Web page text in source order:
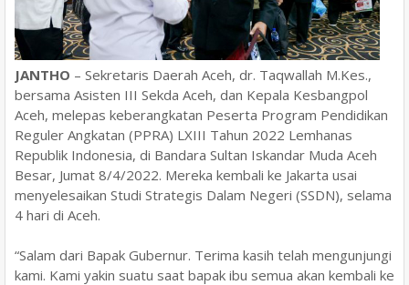
JANTHO – Sekretaris Daerah Aceh, dr. Taqwallah M.Kes.,
bersama Asisten III Sekda Aceh, dan Kepala Kesbangpol
Aceh, melepas keberangkatan Peserta Program Pendidikan
Reguler Angkatan (PPRA) LXIII Tahun 2022 Lemhanas
Republik Indonesia, di Bandara Sultan Iskandar Muda Aceh
Besar, Jumat 8/4/2022. Mereka kembali ke Jakarta usai
menyelesaikan Studi Strategis Dalam Negeri (SSDN), selama
4 hari di Aceh.
“Salam dari Bapak Gubernur. Terima kasih telah mengunjungi
kami. Kami yakin suatu saat bapak ibu semua akan kembali ke